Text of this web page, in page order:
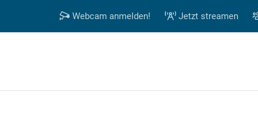
Webcam anmelden! Jetzt streamen